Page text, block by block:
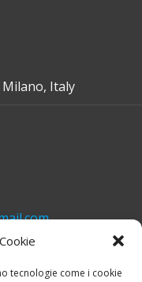
tecnologie come i cookie
Milano, Italy